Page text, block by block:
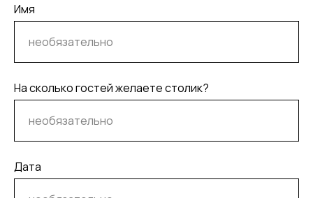
Имя
На сколько гостей желаете столик?
Дата